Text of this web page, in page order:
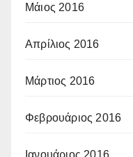
Μάιος 2016
Απρίλιος 2016
Μάρτιος 2016
Φεβρουάριος 2016
Ιανουάριος 2016